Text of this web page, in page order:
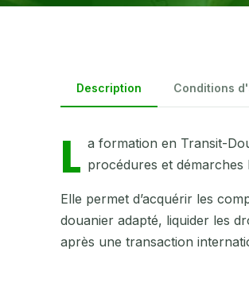
Description Conditions
L a formation en Transit-
procédures et
Elle permet d’acquérir les
douanier adapté, liquider les
après une transaction